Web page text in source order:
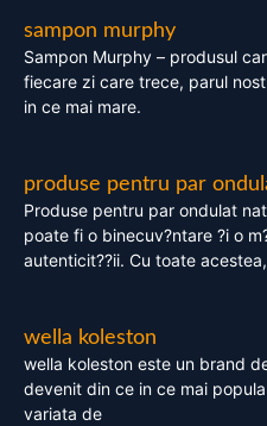
sampon murphy
Sampon Murphy – produsul
fiecare zi care trece, parul
in ce mai mare.
produse pentru par
Produse pentru par ondulat
poate fi o binecuv?ntare ?i o
autenticit??ii. Cu toate
wella koleston
wella koleston este un brand
devenit din ce in ce mai
variata de